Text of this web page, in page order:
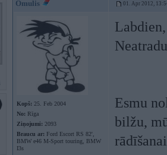
Omulis 01. Apr 2012,
Kopš: 25. Feb 2004
No: Rīga
Ziņojumi: 2093
Braucu ar: Ford Escort RS 82',
BMW e46 M-Sport touring, BMW
I3s
Esmu
bilžu,